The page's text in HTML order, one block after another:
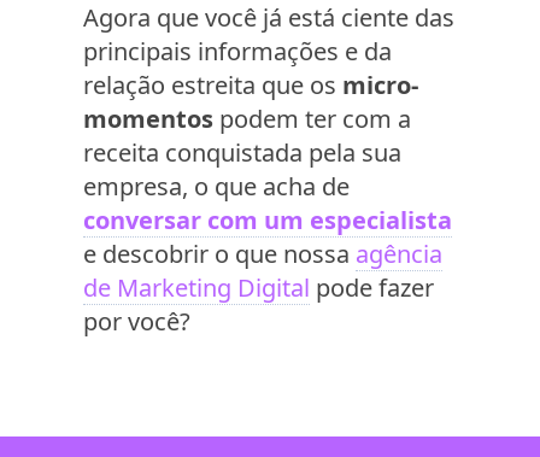
Agora que você já está ciente das
principais informações e da
relação estreita que os micro-
momentos podem ter com a
receita conquistada pela sua
empresa, o que acha de
conversar com um especialista
e descobrir o que nossa agência
de Marketing Digital pode fazer
por você?